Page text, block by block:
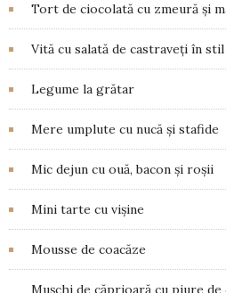
Tort de ciocolată cu zmeură și
Vită cu salată de castraveți în
Legume la grătar
Mere umplute cu nucă și stafide
Mic dejun cu ouă, bacon și roșii
Mini tarte cu vișine
Mousse de coacăze
Mușchi de căprioară cu piure